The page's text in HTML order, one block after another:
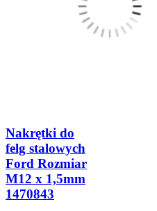
Nakrętki do
felg stalowych
Ford Rozmiar
M12 x 1,5mm
1470843